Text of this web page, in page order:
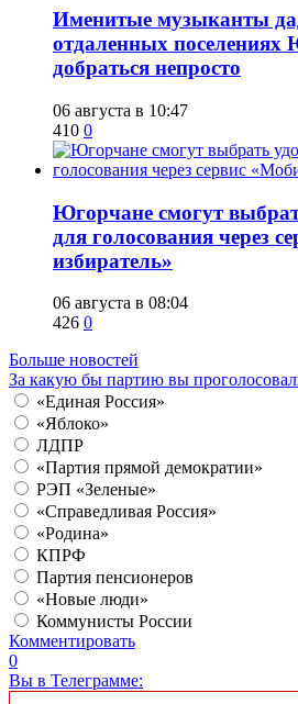
Именитые музыканты
отдаленных
добраться непросто
06 августа в 10:47
410 0
Югорчане смогут
для голосования через
избиратель»
06 августа в 08:04
426 0
Больше новостей
За какую бы партию вы
«Единая Россия»
«Яблоко»
ЛДПР
«Партия прямой демократии»
РЭП «Зеленые»
«Справедливая Россия»
«Родина»
КПРФ
Партия пенсионеров
«Новые люди»
Коммунисты России
Комментировать
0
Вы в Телеграмме: